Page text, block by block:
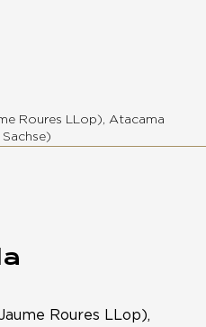
Roures LLop), Atacama
Roures LLop),